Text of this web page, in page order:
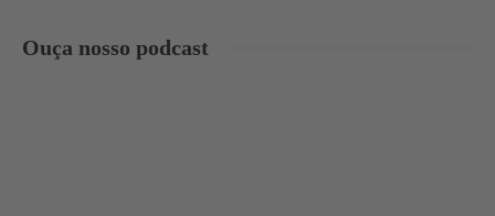
Ouça nosso podcast